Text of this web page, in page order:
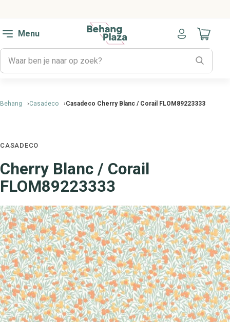
Menu
Naar
Behang Casadeco Casadeco Cherry Blanc / Corail FLOM89223333
CASADECO
Cherry Blanc / Corail
FLOM89223333